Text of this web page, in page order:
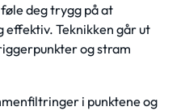
deg trygg på at
effektiv. Teknikken går ut
og stram
i punktene og